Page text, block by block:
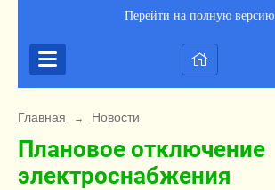
Перейти на полную версию
Главная → Новости
Плановое отключение
электроснабжения